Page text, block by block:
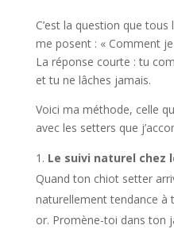
C’est la question que
me posent : « Comment je
La réponse courte : tu
et tu ne lâches jamais.
Voici ma méthode, celle
avec les setters que
Le suivi naturel chez
Quand ton chiot setter
naturellement tendance à
or. Promène-toi dans ton